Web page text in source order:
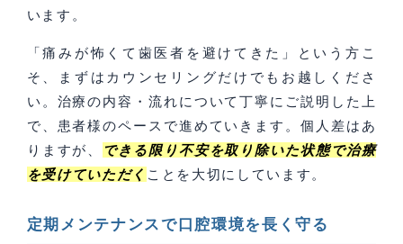
います。
「痛みが怖くて歯医者を避けてきた」という方こ
そ、まずはカウンセリングだけでもお越しくださ
い。治療の内容・流れについて丁寧にご説明した上
で、患者様のペースで進めていきます。個人差はあ
りますが、
できる限り不安を取り除いた状態で治療
を受けていただく ことを大切にしています。
定期メンテナンスで口腔環境を長く守る